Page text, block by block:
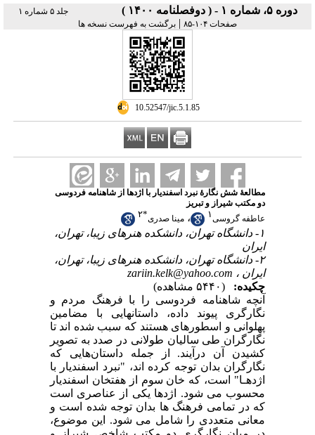
دوره ۵، شماره ۱ - ( دوفصلنامه ۱۴۰۰ )
جلد ۵ شماره ۱
صفحات ۱۰۴-۸۵
| برگشت به فهرست نسخه ها
‎ 10.52547/jic.5.1.85
مطالعۀ شش نگارۀ نبرد اسفندیار با اژدها از شاهنامه فردوسی
دو مکتب شیراز و تبریز
عاطفه گروسی۱ ، مینا صدری*۲
۱- دانشگاه تهران، دانشکده هنرهای زیبا، تهران،
ایران
۲- دانشگاه تهران، دانشکده هنرهای زیبا، تهران،
ایران ، zariin.kelk@yahoo.com
چکیده:
(۵۴۴۰ مشاهده)
آنچه شاهنامه فردوسی را با فرهنگ مردم و
نگارگری پیوند داده، داستانهایی با مضامین
پهلوانی و اسطورهای هستند که سبب شده اند تا
نگارگران طی سالیان طولانی در صدد به تصویر
کشیدن آن درآیند. از جمله داستان‌هایی که
نگارگران بدان توجه کرده اند، "نبرد اسفندیار با
اژدهـا" است، که خان ‌سوم از هفتخان اسفندیار
محسوب می شود. اژدها یکی از عناصری است
که در تمامی فرهنگ ها بدان توجه شده است و
معانی متعددی را شامل می شود. این موضوع،